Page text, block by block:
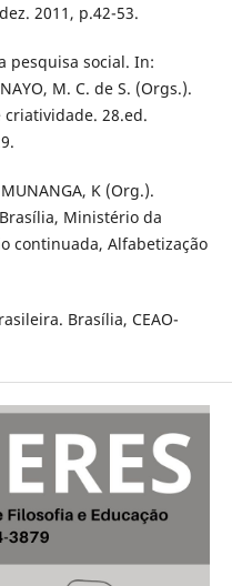
2011, p.42-53.
pesquisa social. In:
M. C. de S. (Orgs.).
criatividade. 28.ed.
K (Org.).
Ministério da
continuada, Alfabetização
Brasília, CEAO-